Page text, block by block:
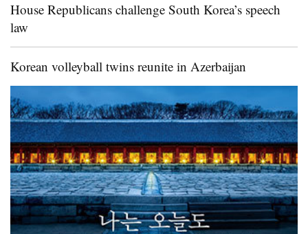
House Republicans challenge South Korea’s speech
law
Korean volleyball twins reunite in Azerbaijan